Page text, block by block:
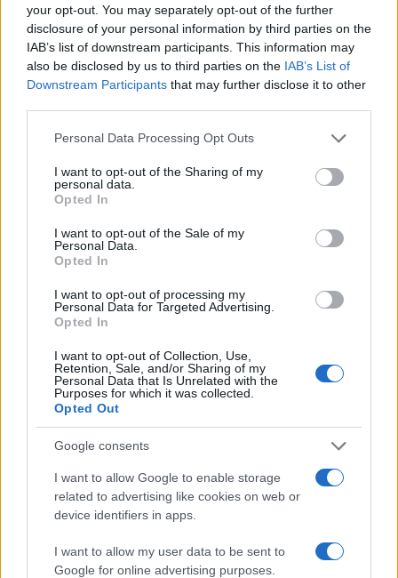
your opt-out. You may separately opt-out of the further
disclosure of your personal information by third parties on the
IAB’s list of downstream participants. This information may
also be disclosed by us to third parties on the IAB’s List of
Downstream Participants that may further disclose it to other
Please note that this website/app uses one or more Google
not limited to your visit or usage behaviour. You may click to
grant or deny consent to Google and its third-party tags to
use your data for below specified purposes in below Google
consent section.
Personal Data Processing Opt Outs
I want to opt-out of the Sharing of my
personal data.
Opted In
I want to opt-out of the Sale of my
Personal Data.
Opted In
I want to opt-out of processing my
Personal Data for Targeted Advertising.
Opted In
I want to opt-out of Collection, Use,
Retention, Sale, and/or Sharing of my
Personal Data that Is Unrelated with the
Purposes for which it was collected.
Opted Out
Google consents
I want to allow Google to enable storage
related to advertising like cookies on web or
device identifiers in apps.
I want to allow my user data to be sent to
Google for online advertising purposes.
Calciomercato: dettagli sulla cessione di Castro e il
prestito di Dovbyk al Bologna
Davide Ferraro · 29 Lug 2026
Costo della vita a Verona: come l’inflazione sta
cambiando le abitudini di spesa
Davide Ferraro · 19 Lug 2026
MILANO